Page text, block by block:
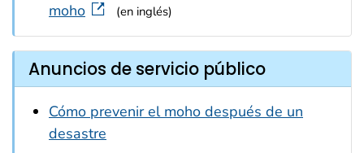
moho
(en inglés)
Anuncios de servicio público
Cómo prevenir el moho después de un
desastre